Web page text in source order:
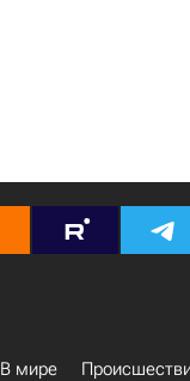
В мире